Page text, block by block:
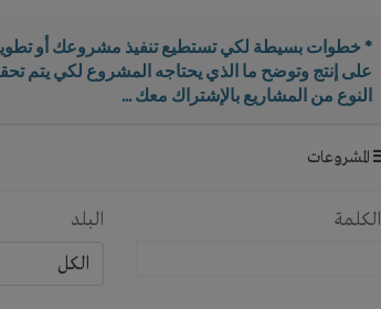
* خطوات بسيطة لكي تستطيع تنفيذ مشروعك أو
على إنتج وتوضح ما الذي يحتاجه المشروع لكي يتم
النوع من المشاريع بالإشتراك معك ...
المشروعات
الكلمة
البلد
الكل